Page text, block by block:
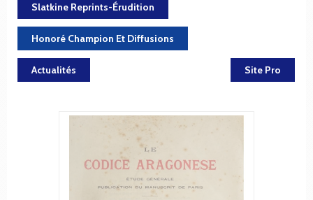
Slatkine Reprints-Érudition
Honoré Champion Et Diffusions
Actualités Site Pro